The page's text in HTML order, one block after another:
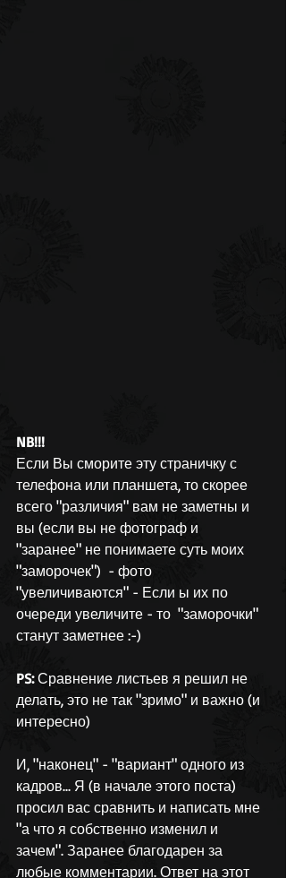
NB!!!
Если Вы сморите эту страничку с
телефона или планшета, то скорее
всего "различия" вам не заметны и
вы (если вы не фотограф и
"заранее" не понимаете суть моих
"заморочек")  - фото
"увеличиваются" - Если ы их по
очереди увеличите - то  "заморочки"
станут заметнее :-)
PS: Сравнение листьев я решил не
делать, это не так "зримо" и важно (и
интересно)
И, "наконец" - "вариант" одного из
кадров... Я (в начале этого поста)
просил вас сравнить и написать мне
"а что я собственно изменил и
зачем". Заранее благодарен за
любые комментарии. Ответ на этот